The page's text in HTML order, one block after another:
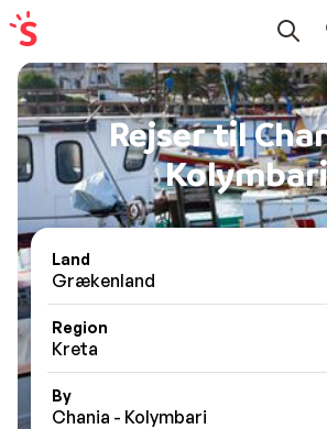
Rejser til
Kolymbari
Land
Grækenland
Region
Kreta
By
Chania - Kolymbari